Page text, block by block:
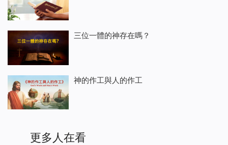
三位一體的神存在嗎？
神的作工與人的作工
更多人在看